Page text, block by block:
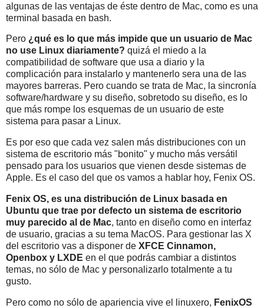
algunas de las ventajas de éste dentro de Mac, como es una
terminal basada en bash.
Pero ¿qué es lo que más impide que un usuario de Mac
no use Linux diariamente? quizá el miedo a la
compatibilidad de software que usa a diario y la
complicación para instalarlo y mantenerlo sera una de las
mayores barreras. Pero cuando se trata de Mac, la sincronía
software/hardware y su diseño, sobretodo su diseño, es lo
que más rompe los esquemas de un usuario de este
sistema para pasar a Linux.
Es por eso que cada vez salen más distribuciones con un
sistema de escritorio más "bonito" y mucho más versátil
pensado para los usuarios que vienen desde sistemas de
Apple. Es el caso del que os vamos a hablar hoy, Fenix OS.
Fenix OS, es una distribución de Linux basada en
Ubuntu que trae por defecto un sistema de escritorio
muy parecido al de Mac, tanto en diseño como en interfaz
de usuario, gracias a su tema MacOS. Para gestionar las X
del escritorio vas a disponer de XFCE Cinnamon,
Openbox y LXDE en el que podrás cambiar a distintos
temas, no sólo de Mac y personalizarlo totalmente a tu
gusto.
Pero como no sólo de apariencia vive el linuxero, FenixOS